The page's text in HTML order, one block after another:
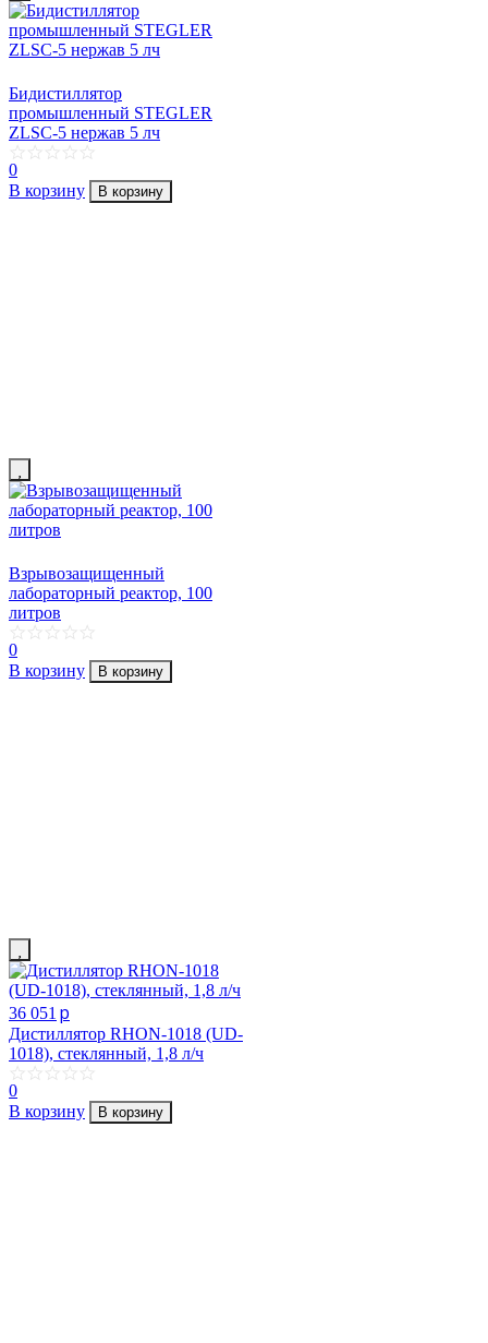
Бидистиллятор
промышленный STEGLER
ZLSC-5 нержав 5 лч
0
В корзину
В корзину
Взрывозащищенный
лабораторный реактор, 100
литров
0
В корзину
В корзину
36 051 p
Дистиллятор RHON-1018 (UD-
1018), стеклянный, 1,8 л/ч
0
В корзину
В корзину